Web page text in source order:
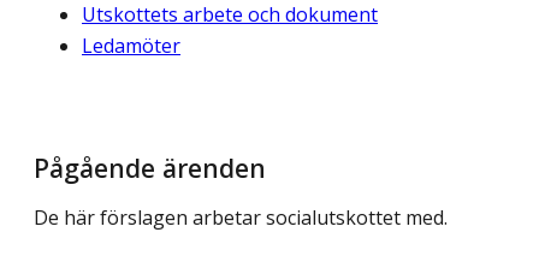
Utskottets arbete och dokument
Ledamöter
Pågående ärenden
De här förslagen arbetar socialutskottet med.